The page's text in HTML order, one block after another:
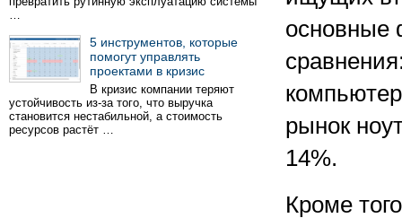
…
5 инструментов, которые
помогут управлять
проектами в кризис
В кризис компании теряют
устойчивость из-за того, что выручка
становится нестабильной, а стоимость
ресурсов растёт …
основные
рынок
14%.
Кроме